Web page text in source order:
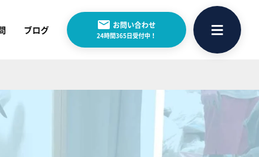
ブログ お問い合わせ
24時間365日受付中！